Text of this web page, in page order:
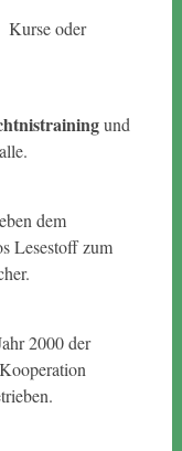
Kurse oder
und
dem
Lesestoff zum
2000 der